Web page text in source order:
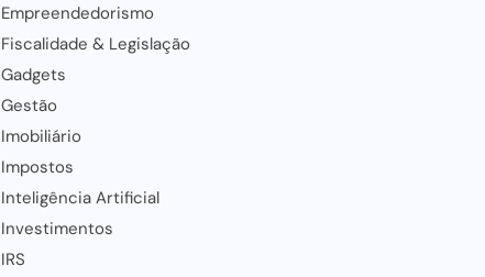
Empreendedorismo
Fiscalidade & Legislação
Gadgets
Gestão
Imobiliário
Impostos
Inteligência Artificial
Investimentos
IRS